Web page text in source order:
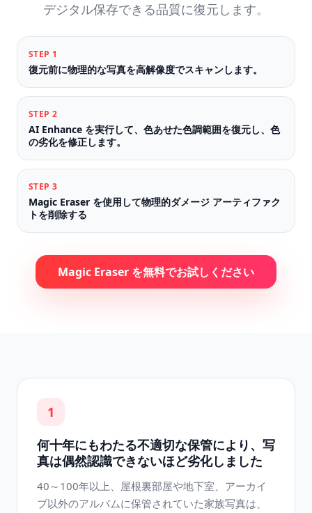
デジタル保存できる品質に復元します。
STEP 1
復元前に物理的な写真を高解像度でスキャンします。
STEP 2
AI Enhance を実行して、色あせた色調範囲を復元し、色
の劣化を修正します。
STEP 3
Magic Eraser を使用して物理的ダメージ アーティファク
トを削除する
Magic Eraser を無料でお試しください
1
何十年にもわたる不適切な保管により、写
真は偶然認識できないほど劣化しました
40～100年以上、屋根裏部屋や地下室、アーカイ
ブ以外のアルバムに保管されていた家族写真は、